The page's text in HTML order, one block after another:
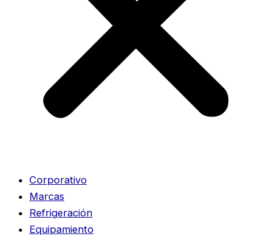
Corporativo
Marcas
Refrigeración
Equipamiento